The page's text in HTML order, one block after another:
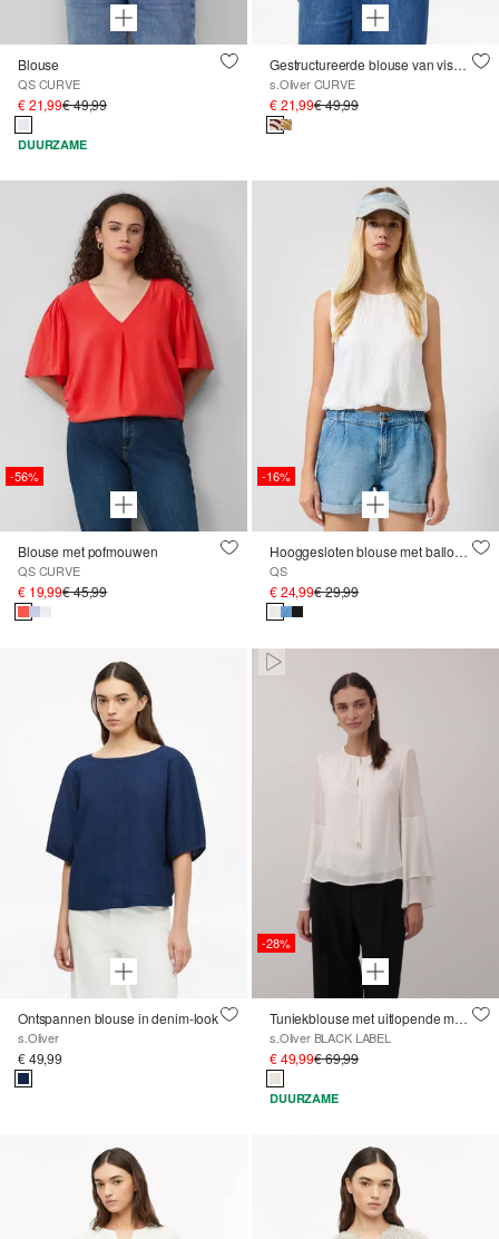
Blouse
QS CURVE
€ 21,99€ 49,99
DUURZAME
Gestructureerde blouse van viscosemix met all-over print
s.Oliver CURVE
€ 21,99€ 49,99
-56%
Blouse met pofmouwen
QS CURVE
€ 19,99€ 45,99
-16%
Hooggesloten blouse met ballonzoom
QS
€ 24,99€ 29,99
Ontspannen blouse in denim-look
s.Oliver
€ 49,99
Paused • Muted
-28%
Tuniekblouse met uitlopende mouwen
s.Oliver BLACK LABEL
€ 49,99€ 69,99
DUURZAME